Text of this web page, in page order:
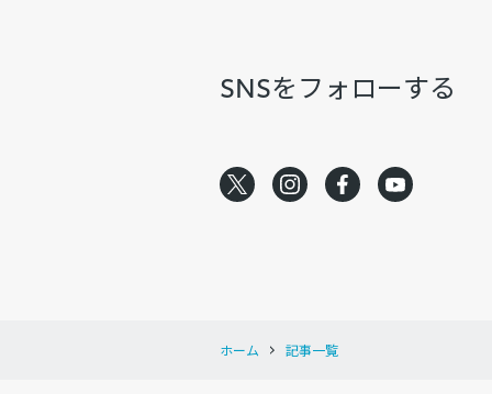
SNSをフォローする
ホーム 記事一覧